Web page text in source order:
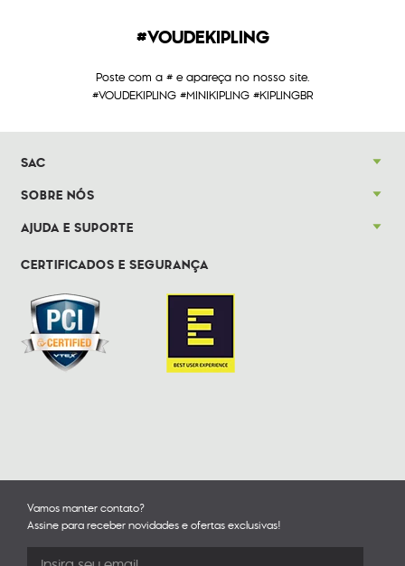
#VOUDEKIPLING
Poste com a # e apareça no nosso site.
#VOUDEKIPLING #MINIKIPLING #KIPLINGBR
SAC
SOBRE NÓS
AJUDA E SUPORTE
CERTIFICADOS E SEGURANÇA
Vamos manter contato?
Assine para receber novidades e ofertas exclusivas!